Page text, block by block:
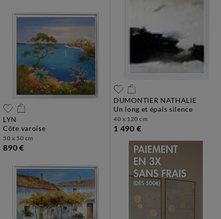
DUMONTIER NATHALIE
un long et épais silence
40 x 120 cm
1 490 €
LYN
côte varoise
50 x 50 cm
890 €